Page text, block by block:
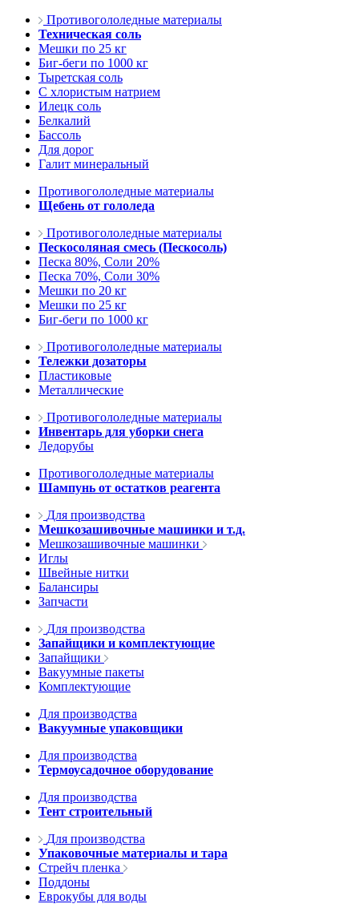
Противогололедные материалы
Техническая соль
Мешки по 25 кг
Биг-беги по 1000 кг
Тыретская соль
С хлористым натрием
Илецк соль
Белкалий
Бассоль
Для дорог
Галит минеральный
Противогололедные материалы
Щебень от гололеда
Противогололедные материалы
Пескосоляная смесь (Пескосоль)
Песка 80%, Соли 20%
Песка 70%, Соли 30%
Мешки по 20 кг
Мешки по 25 кг
Биг-беги по 1000 кг
Противогололедные материалы
Тележки дозаторы
Пластиковые
Металлические
Противогололедные материалы
Инвентарь для уборки снега
Ледорубы
Противогололедные материалы
Шампунь от остатков реагента
Для производства
Мешкозашивочные машинки и т.д.
Мешкозашивочные машинки
Иглы
Швейные нитки
Балансиры
Запчасти
Для производства
Запайщики и комплектующие
Запайщики
Вакуумные пакеты
Комплектующие
Для производства
Вакуумные упаковщики
Для производства
Термоусадочное оборудование
Для производства
Тент строительный
Для производства
Упаковочные материалы и тара
Стрейч пленка
Поддоны
Еврокубы для воды